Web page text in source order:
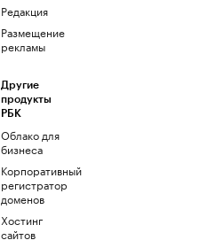
Редакция
Размещение
рекламы
Другие
продукты
РБК
Облако для
бизнеса
Корпоративный
регистратор
доменов
Хостинг
сайтов